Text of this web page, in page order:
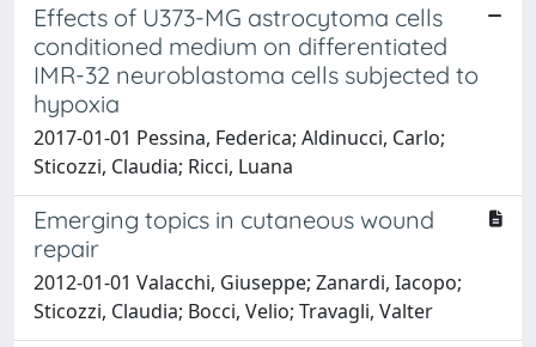
Effects of U373-MG astrocytoma cells
conditioned medium on differentiated
IMR-32 neuroblastoma cells subjected to
hypoxia
2017-01-01 Pessina, Federica; Aldinucci, Carlo;
Sticozzi, Claudia; Ricci, Luana
Emerging topics in cutaneous wound
repair
2012-01-01 Valacchi, Giuseppe; Zanardi, Iacopo;
Sticozzi, Claudia; Bocci, Velio; Travagli, Valter